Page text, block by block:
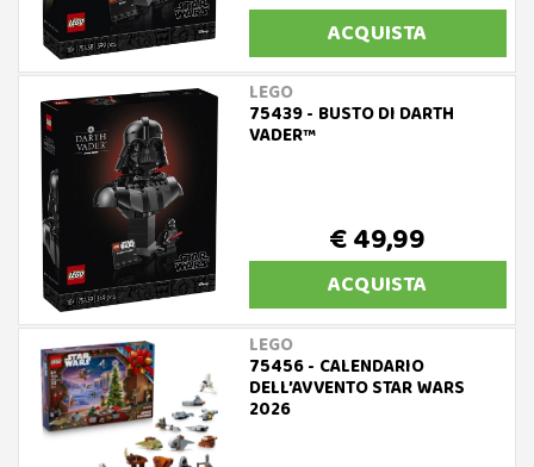
ACQUISTA
LEGO
75439 - BUSTO DI DARTH
VADER™
€ 49,99
ACQUISTA
LEGO
75456 - CALENDARIO
DELL’AVVENTO STAR WARS
2026